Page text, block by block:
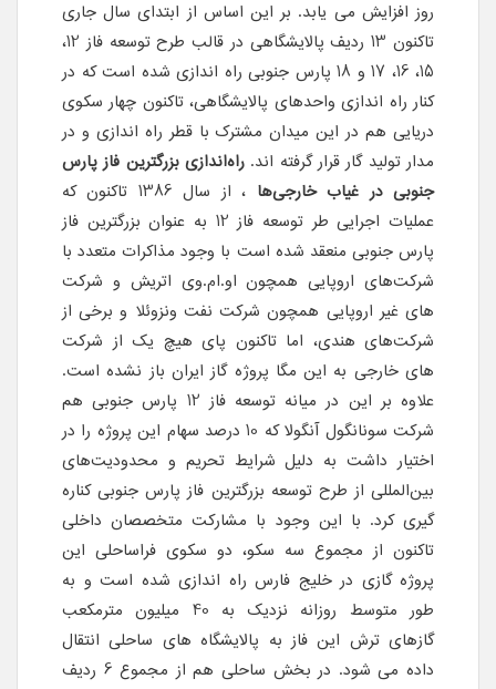
روز افزایش می یابد. بر این اساس از ابتدای سال جاری
تاکنون 13 ردیف پالایشگاهی در قالب طرح توسعه فاز 12،
15، 16، 17 و 18 پارس جنوبی راه اندازی شده است که در
کنار راه اندازی واحدهای پالایشگاهی، تاکنون چهار سکوی
دریایی هم در این میدان مشترک با قطر راه اندازی و در
مدار تولید گار قرار گرفته اند. راه‌اندازی بزرگترین فاز پارس
جنوبی در غیاب خارجی‌ها
، از سال 1386 تاکنون که
عملیات اجرایی طر توسعه فاز 12 به عنوان بزرگترین فاز
پارس جنوبی منعقد شده است با وجود مذاکرات متعدد با
شرکت‌های اروپایی همچون او.ام.وی اتریش و شرکت
های غیر اروپایی همچون شرکت نفت ونزوئلا و برخی از
شرکت‌های هندی، اما تاکنون پای هیچ یک از شرکت
های خارجی به این مگا پروژه گاز ایران باز نشده است.
علاوه بر این در میانه توسعه فاز 12 پارس جنوبی هم
شرکت سونانگول آنگولا که 10 درصد سهام این پروژه را در
اختیار داشت به دلیل شرایط تحریم و محدودیت‌های
بین‌المللی از طرح توسعه بزرگترین فاز پارس جنوبی کناره
گیری کرد. با این وجود با مشارکت متخصصان داخلی
تاکنون از مجموع سه سکو، دو سکوی فراساحلی این
پروژه گازی در خلیج فارس راه اندازی شده است و به
طور متوسط روزانه نزدیک به 40 میلیون مترمکعب
گازهای ترش این فاز به پالایشگاه های ساحلی انتقال
داده می شود. در بخش ساحلی هم از مجموع 6 ردیف